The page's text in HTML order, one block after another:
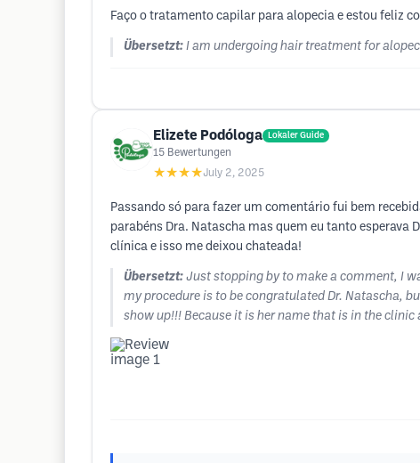
Faço o tratamento capilar para alopecia e estou feliz
Übersetzt: I am undergoing hair treatment for
Elizete Podóloga Lokaler Guide
15 Bewertungen
★★★★July 2, 2025
Passando só para fazer um comentário fui bem
parabéns Dra. Natascha mas quem eu tanto esperava
clínica e isso me deixou chateada!
Übersetzt: Just stopping by to make a comment, I
my procedure is to be congratulated Dr. Natascha,
show up!!! Because it is her name that is in the clinic